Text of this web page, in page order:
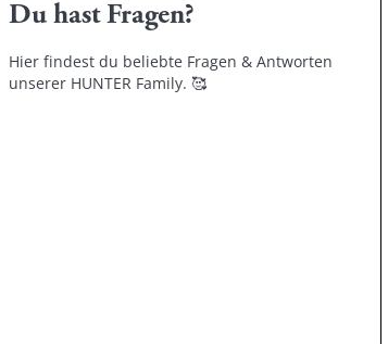
Du hast Fragen?
Hier findest du beliebte Fragen & Antworten
unserer HUNTER Family. 🥰